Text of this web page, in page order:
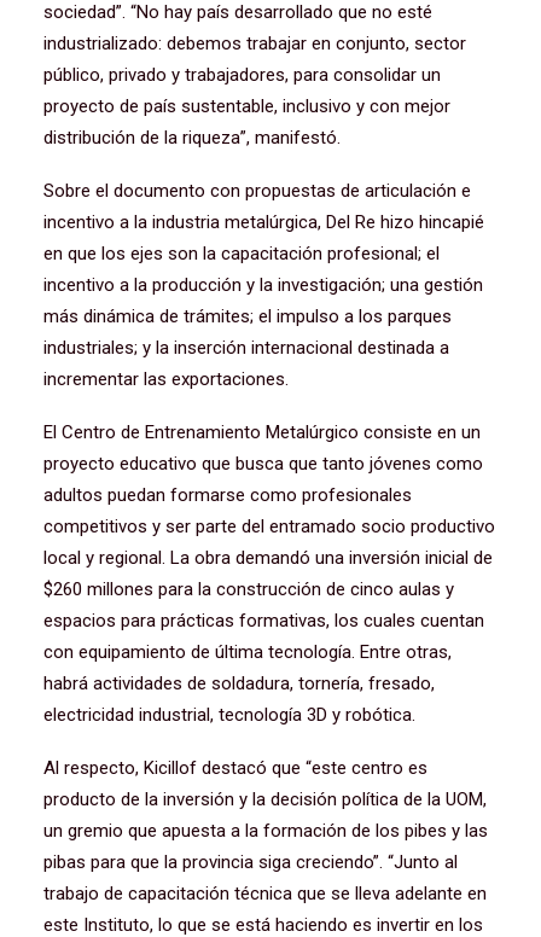
sociedad”. “No hay país desarrollado que no esté
industrializado: debemos trabajar en conjunto, sector
público, privado y trabajadores, para consolidar un
proyecto de país sustentable, inclusivo y con mejor
distribución de la riqueza”, manifestó.
Sobre el documento con propuestas de articulación e
incentivo a la industria metalúrgica, Del Re hizo hincapié
en que los ejes son la capacitación profesional; el
incentivo a la producción y la investigación; una gestión
más dinámica de trámites; el impulso a los parques
industriales; y la inserción internacional destinada a
incrementar las exportaciones.
El Centro de Entrenamiento Metalúrgico consiste en un
proyecto educativo que busca que tanto jóvenes como
adultos puedan formarse como profesionales
competitivos y ser parte del entramado socio productivo
local y regional. La obra demandó una inversión inicial de
$260 millones para la construcción de cinco aulas y
espacios para prácticas formativas, los cuales cuentan
con equipamiento de última tecnología. Entre otras,
habrá actividades de soldadura, tornería, fresado,
electricidad industrial, tecnología 3D y robótica.
Al respecto, Kicillof destacó que “este centro es
producto de la inversión y la decisión política de la UOM,
un gremio que apuesta a la formación de los pibes y las
pibas para que la provincia siga creciendo”. “Junto al
trabajo de capacitación técnica que se lleva adelante en
este Instituto, lo que se está haciendo es invertir en los